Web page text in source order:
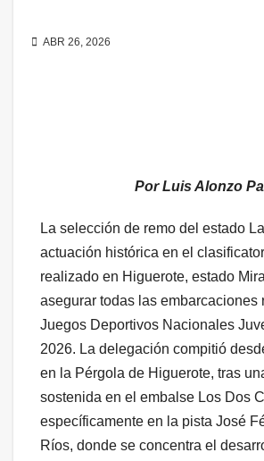
ABR 26, 2026
Por Luis Alonzo
La selección de remo del estado
actuación histórica en el
realizado en Higuerote, estado
asegurar todas las embarcaciones
Juegos Deportivos Nacionales
2026. La delegación compitió
en la Pérgola de Higuerote, tras
sostenida en el embalse Los Dos
específicamente en la pista José
Ríos, donde se concentra el